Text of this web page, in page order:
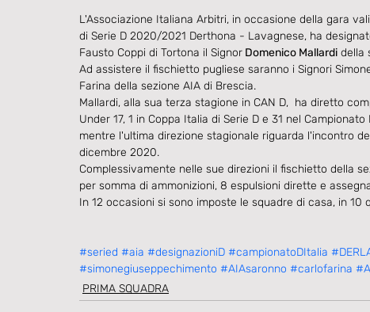
L'Associazione Italiana Arbitri, in occasione della gara
di Serie D 2020/2021 Derthona - Lavagnese, ha
Fausto Coppi di Tortona il Signor Domenico Mallardi della
Ad assistere il fischietto pugliese saranno i Signori
Farina della sezione AIA di Brescia.
Mallardi, alla sua terza stagione in CAN D,  ha diretto
Under 17, 1 in Coppa Italia di Serie D e 31 nel
mentre l'ultima direzione stagionale riguarda l'incontro
dicembre 2020.
Complessivamente nelle sue direzioni il fischietto della
per somma di ammonizioni, 8 espulsioni dirette e
In 12 occasioni si sono imposte le squadre di casa, in
#seried #aia #designazioniD #campionatoDItalia
#simonegiuseppechimento #AIAsaronno #carlofarina
PRIMA SQUADRA